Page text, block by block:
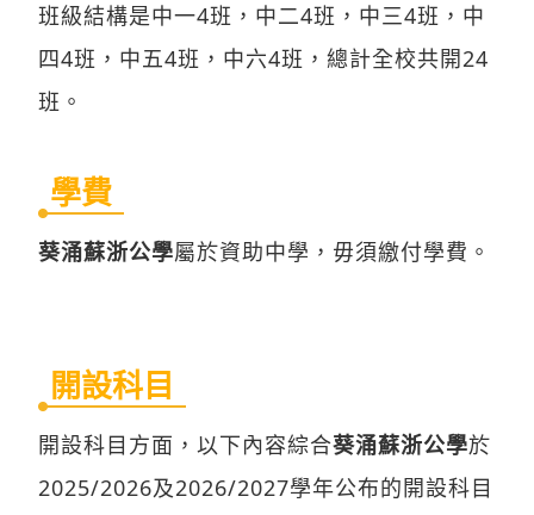
班級結構是中一4班，中二4班，中三4班，中
四4班，中五4班，中六4班，總計全校共開24
班。
學費
葵涌蘇浙公學屬於資助中學，毋須繳付學費。
開設科目
開設科目方面，以下內容綜合葵涌蘇浙公學於
2025/2026及2026/2027學年公布的開設科目